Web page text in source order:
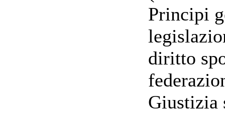
Principi
diritto
Giustizia